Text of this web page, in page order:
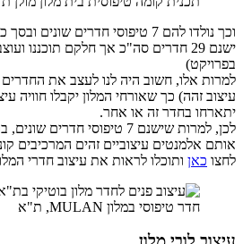
ישנם 29 חדרים סה"כ אך חלקם תוכננו
בפרויקט)
למרות אלו, חשוב היה לנו לעצב את החדרים
עיצוב זהה) כך שאורחי המלון יקבלו חוויה
יתארחו בחדר זה או אחר.
לכן, למרות שישנם 7 טיפוסי
אותם אלמנטים עיצוביים זהים המרכיבים
לחצו כאן ותוכלו לראות את עיצוב חדרי
חדר טיפוסי במלון MULAN, ת"א